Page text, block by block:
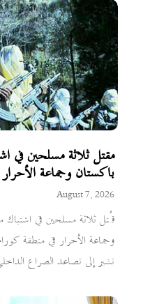
مقتل ثلاثة مسلحين في
باكستان وجماعة
August 7, 2026
قُتل ثلاثة مسلحين في
وجماعة الأحرار في منطقة
تشير إلى تصاعد الصراع